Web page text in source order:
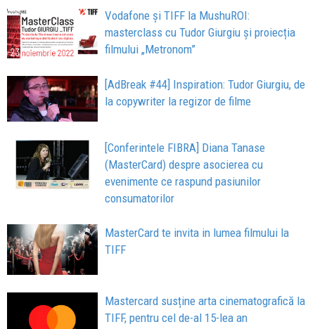
Vodafone și TIFF la MushuROI:
masterclass cu Tudor Giurgiu și proiecția
filmului „Metronom”
[AdBreak #44] Inspiration: Tudor Giurgiu, de
la copywriter la regizor de filme
[Conferintele FIBRA] Diana Tanase
(MasterCard) despre asocierea cu
evenimente ce raspund pasiunilor
consumatorilor
MasterCard te invita in lumea filmului la
TIFF
Mastercard susține arta cinematografică la
TIFF, pentru cel de-al 15-lea an